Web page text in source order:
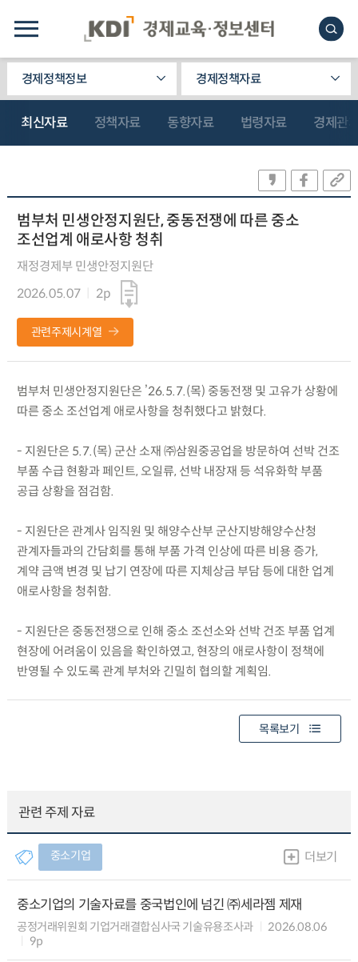
경제정책정보 경제정책자료
최신자료 정책자료 동향자료 법령자료 경제관
범부처 민생안정지원단, 중동전쟁에 따른 중소
조선업계 애로사항 청취
재정경제부 민생안정지원단
2026.05.07
2p
관련주제시계열
범부처 민생안정지원단은 ’26.5.7.(목) 중동전쟁 및 고유가 상황에
따른 중소 조선업계 애로사항을 청취했다고 밝혔다.
- 지원단은 5.7.(목) 군산 소재 ㈜삼원중공업을 방문하여 선박 건조
부품 수급 현황과 페인트, 오일류, 선박 내장재 등 석유화학 부품
공급 상황을 점검함.
- 지원단은 관계사 임직원 및 해양수산부 군산지방해양수산청
관계자들과의 간담회를 통해 부품 가격 인상에 따른 비용 증가,
계약 금액 변경 및 납기 연장에 따른 지체상금 부담 등에 대한 업계
애로사항을 청취함.
- 지원단은 중동전쟁으로 인해 중소 조선소와 선박 건조 부품 업계
현장에 어려움이 있음을 확인하였고, 현장의 애로사항이 정책에
반영될 수 있도록 관계 부처와 긴밀히 협의할 계획임.
목록보기
관련 주제 자료
중소기업 더보기
중소기업의 기술자료를 중국법인에 넘긴 ㈜세라젬 제재
공정거래위원회 기업거래결합심사국 기술유용조사과
2026.08.06
9p